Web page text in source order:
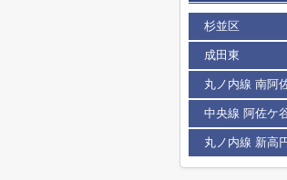
杉並区
成田東
丸ノ内線 南阿
中央線 阿佐ケ
丸ノ内線 新高